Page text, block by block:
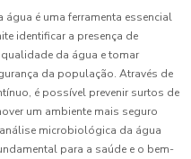
é uma ferramenta essencial
identificar a presença de
da água e tomar
da população. Através de
é possível prevenir surtos de
um ambiente mais seguro
microbiológica da água
para a saúde e o bem-